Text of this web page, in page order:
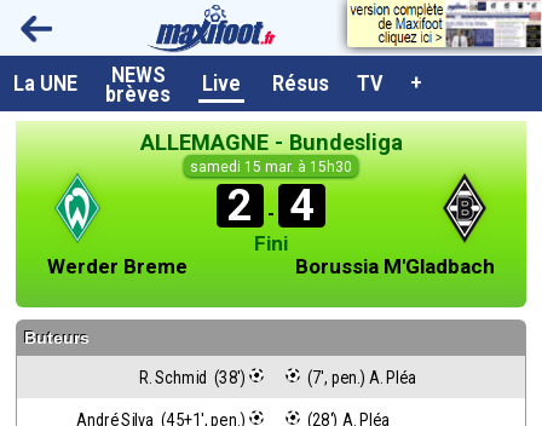
La UNE NEWS
brèves Live Résus TV +
ALLEMAGNE - Bundesliga
samedi 15 mar. à 15h30
2 - 4
Fini
Werder Breme
Borussia M'Gladbach
Buteurs
R. Schmid  (38') (7', pen.) A. Pléa
André Silva  (45+1', pen.) (28') A. Pléa
A la UNE
Dernières brèves
Live / Matchs en direct
Résultats et Classements
Class. buteurs européens
Programme TV foot
Vidéos